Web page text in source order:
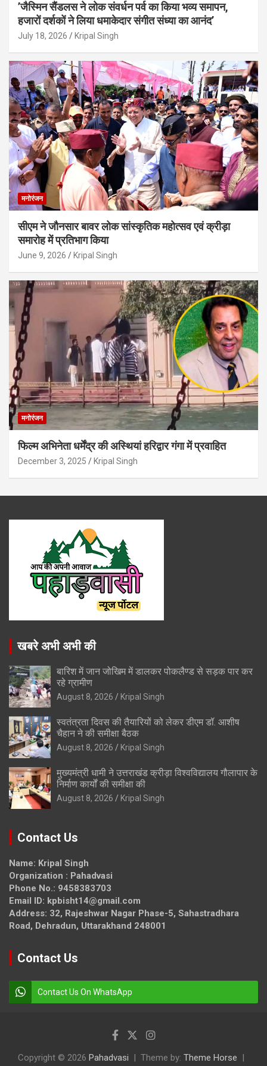
’जैस्मिन सैंडलस ने लोक संवर्धन पर्व का किया भव्य समापन,
हजारों दर्शकों ने लिया धमाकेदार संगीत संध्या का आनंद’
July 18, 2026 Kripal Singh
मनोरंजन
सीएम ने जौनसार बावर लोक सांस्कृतिक महोत्सव एवं क्रीड़ा
समारोह में प्रतिभाग किया
June 9, 2026 Kripal Singh
मनोरंजन
फिल्म अभिनेता धर्मेंद्र की अस्थियां हरिद्वार गंगा में प्रवाहित
December 3, 2025 Kripal Singh
खबरे अभी अभी की
बारिश में जान जोखिम में डालकर पोकलैण्ड से सड़क पार कर
रहे ग्रामीण
August 8, 2026 Kripal Singh
स्वतंत्रता दिवस की तैयारियों को लेकर डीएम डॉ. आशीष
चैहान ने की समीक्षा बैठक
August 8, 2026 Kripal Singh
मुख्यमंत्री धामी ने उत्तराखंड क्रीड़ा विश्वविद्यालय गौलापार के
निर्माण कार्यों की समीक्षा की
August 8, 2026 Kripal Singh
Contact Us
Name: Kripal Singh
Organization : Pahadvasi
Phone No.: 9458383703
Email ID: kpbisht14@gmail.com
Address: 32, Rajeshwar Nagar Phase-5, Sahastradhara
Road, Dehradun, Uttarakhand 248001
Contact Us
Contact Us On WhatsApp
Copyright © 2026 Pahadvasi Theme by: Theme Horse